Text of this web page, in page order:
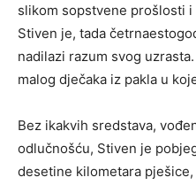
slikom sopstvene prošlosti
Stiven je, tada
nadilazi razum svog
malog dječaka iz pakla u
Bez ikakvih sredstava,
odlučnošću, Stiven je
desetine kilometara